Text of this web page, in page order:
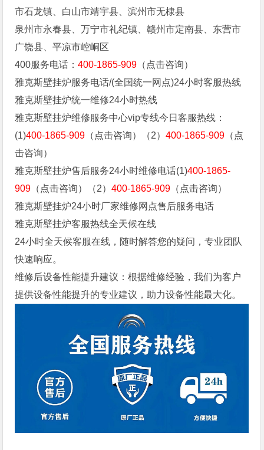
市石龙镇、白山市靖宇县、滨州市无棣县
泉州市永春县、万宁市礼纪镇、赣州市定南县、东营市
广饶县、平凉市崆峒区
400服务电话：400-1865-909 （点击咨询）
雅克斯壁挂炉服务电话/(全国统一网点)24小时客服热线
雅克斯壁挂炉统一维修24小时热线
雅克斯壁挂炉维修服务中心vip专线今日客服热线：
(1)400-1865-909 （点击咨询）（2）400-1865-909 （点
击咨询）
雅克斯壁挂炉售后服务24小时维修电话(1)400-1865-
909 （点击咨询）（2）400-1865-909 （点击咨询）
雅克斯壁挂炉24小时厂家维修网点售后服务电话
雅克斯壁挂炉客服热线全天候在线
24小时全天候客服在线，随时解答您的疑问，专业团队
快速响应。
维修后设备性能提升建议：根据维修经验，我们为客户
提供设备性能提升的专业建议，助力设备性能最大化。